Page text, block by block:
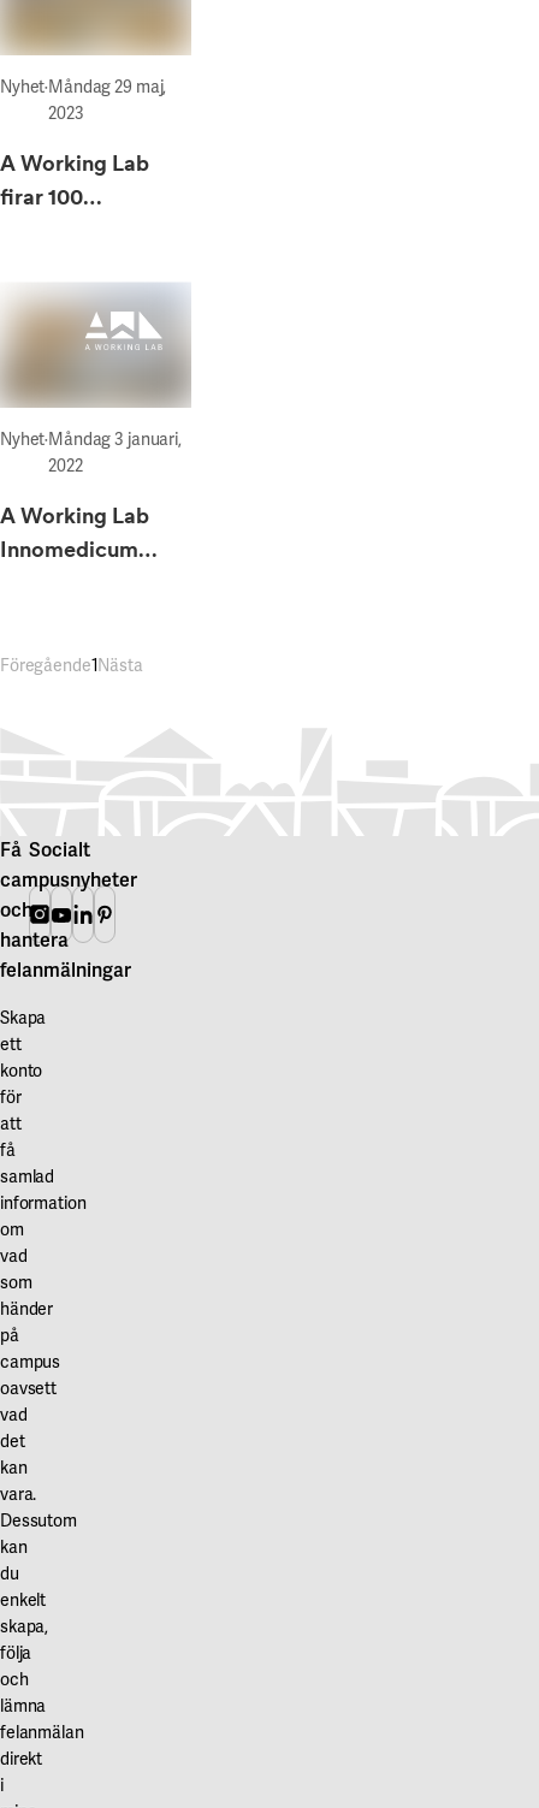
Nyhet·Måndag 29 maj,
2023
A Working Lab
firar 100
Nyhet·Måndag 3 januari,
2022
A Working Lab
Innomedicum
Föregående1 Nästa
Få
campusnyheter
och
hantera
felanmälningar
Skapa
ett
konto
för
att
få
samlad
information
om
vad
som
händer
på
campus
oavsett
vad
det
kan
vara.
Dessutom
kan
du
enkelt
skapa,
följa
och
lämna
felanmälan
direkt
i
Socialt
Instagram
Youtube
Linkedin
Pinterest